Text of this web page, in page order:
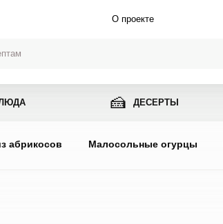
О проекте
🍰 ДЕСЕРТЫ
абрикосов Малосольные огурцы